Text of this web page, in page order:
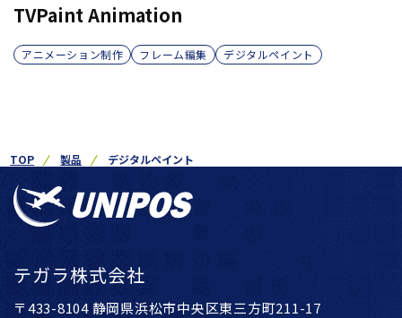
TVPaint Animation
アニメーション制作 フレーム編集 デジタルペイント
TOP 製品 デジタルペイント
テガラ株式会社
〒433-8104 静岡県浜松市中央区東三方町211-17